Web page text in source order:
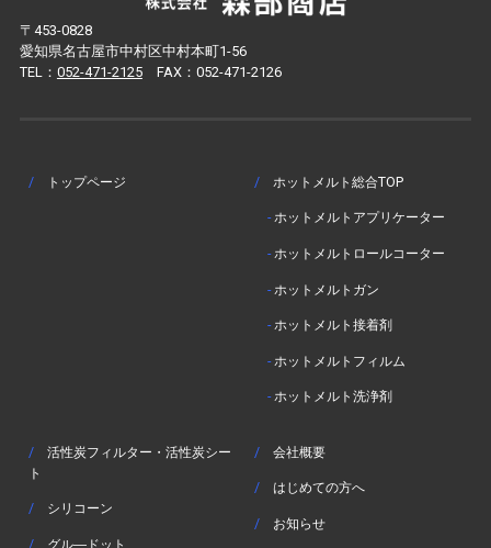
〒453-0828
愛知県名古屋市中村区中村本町1-56
TEL： 052-471-2125FAX：052-471-2126
/ トップページ / ホットメルト総合TOP
-ホットメルトアプリケーター
- ホットメルトロールコーター
- ホットメルトガン
-ホットメルト接着剤
- ホットメルトフィルム
-ホットメルト洗浄剤
/ 活性炭フィルター・活性炭シー
ト
/ シリコーン
/ グル―ドット
/ 会社概要
/ はじめての方へ
/ お知らせ